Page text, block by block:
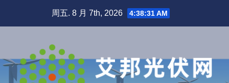
周五. 8 月 7th, 2026 4:38:32 AM